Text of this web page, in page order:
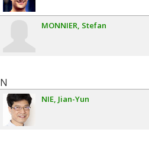
MONNIER Stefan
N
NIE Jian-Yun